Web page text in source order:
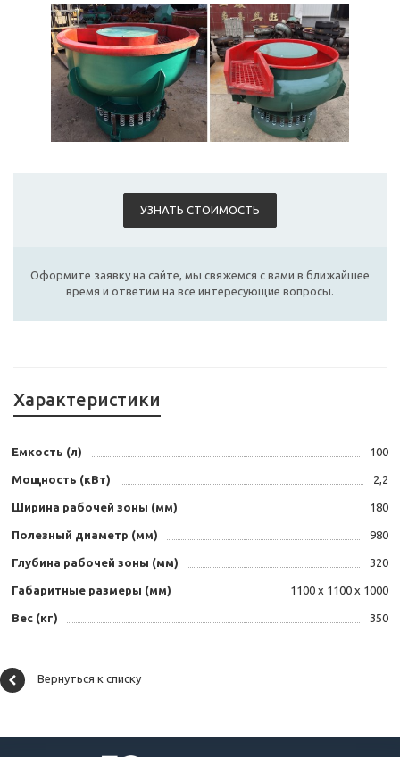
УЗНАТЬ СТОИМОСТЬ
Оформите заявку на сайте, мы свяжемся с вами в ближайшее
время и ответим на все интересующие вопросы.
Характеристики
Емкость (л) 100
Мощность (кВт) 2,2
Ширина рабочей зоны (мм) 180
Полезный диаметр (мм) 980
Глубина рабочей зоны (мм) 320
Габаритные размеры (мм) 1100 х 1100 х 1000
Вес (кг) 350
Вернуться к списку